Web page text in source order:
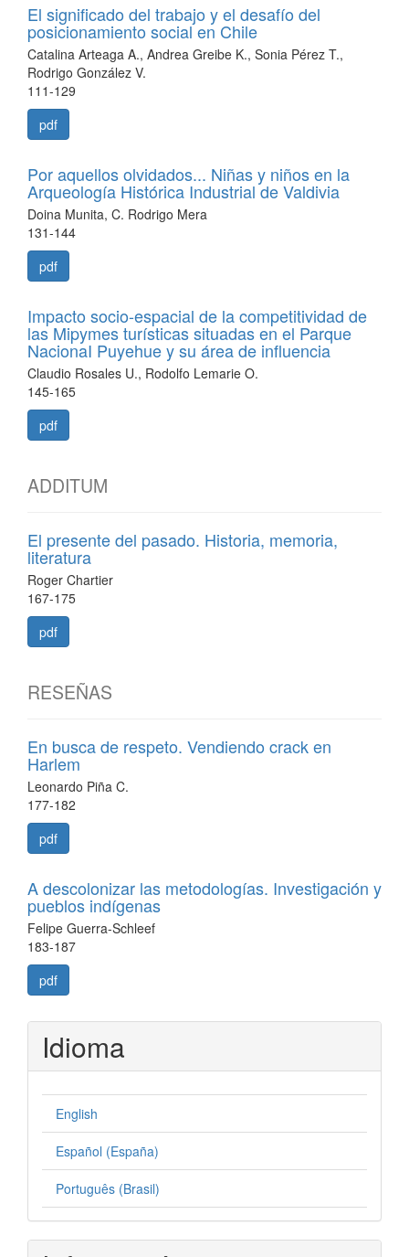
El significado del trabajo y el desafío del
posicionamiento social en Chile
Catalina Arteaga A., Andrea Greibe K., Sonia Pérez T.,
Rodrigo González V.
111-129
pdf
Por aquellos olvidados... Niñas y niños en la
Arqueología Histórica Industrial de Valdivia
Doina Munita, C. Rodrigo Mera
131-144
pdf
Impacto socio-espacial de la competitividad de
las Mipymes turísticas situadas en el Parque
NacionaI Puyehue y su área de influencia
Claudio Rosales U., Rodolfo Lemarie O.
145-165
pdf
ADDITUM
El presente del pasado. Historia, memoria,
literatura
Roger Chartier
167-175
pdf
RESEÑAS
En busca de respeto. Vendiendo crack en
Harlem
Leonardo Piña C.
177-182
pdf
A descolonizar las metodologías. Investigación y
pueblos indígenas
Felipe Guerra-Schleef
183-187
pdf
Idioma
English
Español (España)
Português (Brasil)